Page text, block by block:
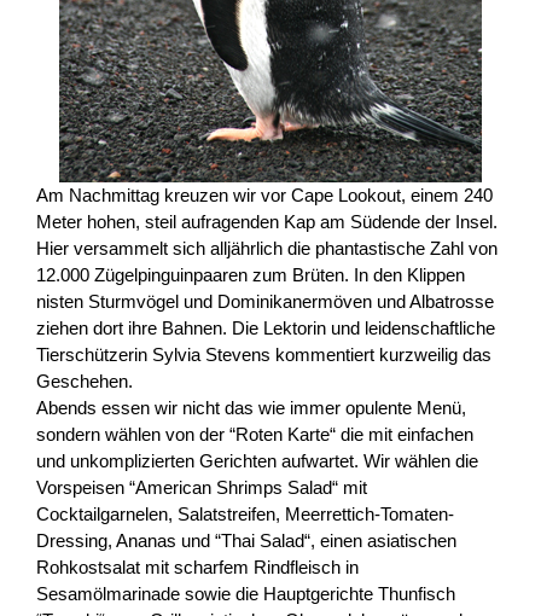
Am Nachmittag kreuzen wir vor Cape Lookout, einem 240
Meter hohen, steil aufragenden Kap am Südende der Insel.
Hier versammelt sich alljährlich die phantastische Zahl von
12.000 Zügelpinguinpaaren zum Brüten. In den Klippen
nisten Sturmvögel und Dominikanermöven und Albatrosse
ziehen dort ihre Bahnen. Die Lektorin und leidenschaftliche
Tierschützerin Sylvia Stevens kommentiert kurzweilig das
Geschehen.
Abends essen wir nicht das wie immer opulente Menü,
sondern wählen von der “Roten Karte“ die mit einfachen
und unkomplizierten Gerichten aufwartet. Wir wählen die
Vorspeisen “American Shrimps Salad“ mit
Cocktailgarnelen, Salatstreifen, Meerrettich-Tomaten-
Dressing, Ananas und “Thai Salad“, einen asiatischen
Rohkostsalat mit scharfem Rindfleisch in
Sesamölmarinade sowie die Hauptgerichte Thunfisch